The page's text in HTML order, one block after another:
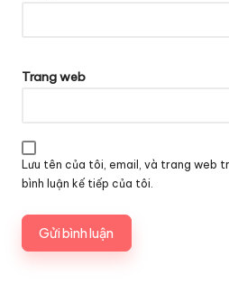
Trang web
Lưu tên của tôi, email, và trang web
bình luận kế tiếp của tôi.